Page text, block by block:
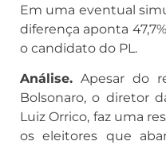
Em uma eventual
diferença aponta
o candidato do PL.
Análise. Apesar do
Bolsonaro, o diretor
Luiz Orrico, faz uma
os eleitores que